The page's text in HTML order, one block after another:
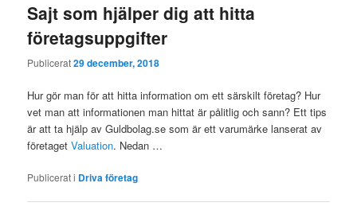
Sajt som hjälper dig att hitta
företagsuppgifter
Publicerat29 december, 2018
Hur gör man för att hitta information om ett särskilt företag? Hur
vet man att informationen man hittat är pålitlig och sann? Ett tips
är att ta hjälp av Guldbolag.se som är ett varumärke lanserat av
företagetValuation. Nedan …
Publicerat i Driva företag